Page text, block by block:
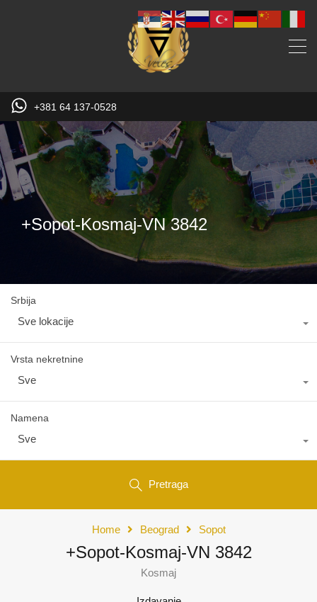
+381 64 137-0528
+Sopot-Kosmaj-VN 3842
Srbija
Sve lokacije
Vrsta nekretnine
Sve
Namena
Sve
Pretraga
Home Beograd Sopot
+Sopot-Kosmaj-VN 3842
Kosmaj